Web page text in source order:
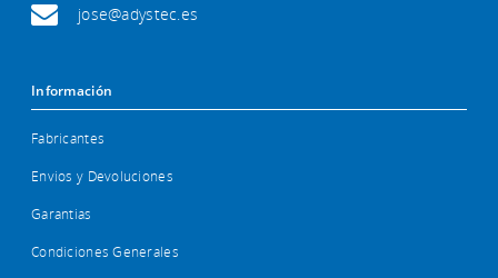
jose@adystec.es
Información
Fabricantes
Envios y Devoluciones
Garantias
Condiciones Generales